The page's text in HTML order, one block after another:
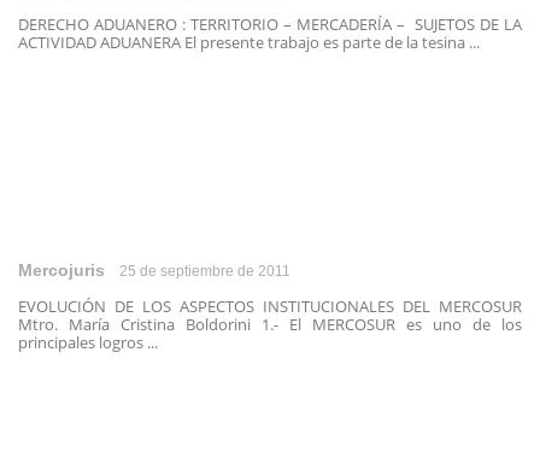
DERECHO ADUANERO : TERRITORIO – MERCADERÍA – SUJETOS DE LA
ACTIVIDAD ADUANERA El presente trabajo es parte de la tesina ...
Mercojuris 25 de septiembre de 2011
EVOLUCIÓN DE LOS ASPECTOS INSTITUCIONALES DEL MERCOSUR
Mtro. María Cristina Boldorini 1.- El MERCOSUR es uno de los
principales logros ...